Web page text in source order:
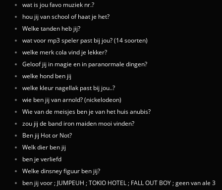
wat is jou favo muziek nr.?
hou jij van school of haat je het?
Welke tanden heb jij?
wat voor mp3 speler past bij jou? (14 soorten)
welke merk cola vind je lekker?
Geloof jij in magie en in paranormale dingen?
welke hond ben jij
welke kleur nagellak past bij jou..?
wie ben jij van arnold? (nickelodeon)
Wie van de meisjes ben je van het huis anubis?
zou jij de band iron maiden mooi vinden?
Ben jij Hot or Not?
Welk dier ben jij
ben je verliefd
Welke dinsney figuur ben jij?
ben jij voor ; JUMPEUH ; TOKIO HOTEL ; FALL OUT BOY ; geen van ale 3